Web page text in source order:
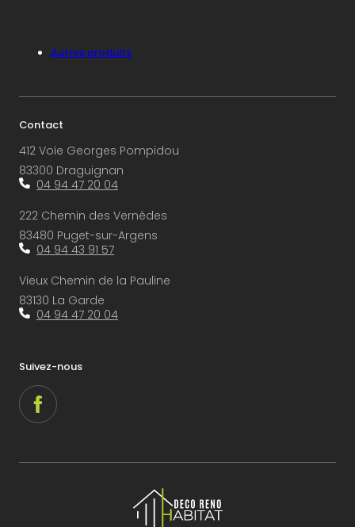
Autres produits
Contact
412 Voie Georges Pompidou
83300 Draguignan
04 94 47 20 04
222 Chemin des Vernèdes
83480 Puget-sur-Argens
04 94 43 91 57
Vieux Chemin de la Pauline
83130 La Garde
04 94 47 20 04
Suivez-nous